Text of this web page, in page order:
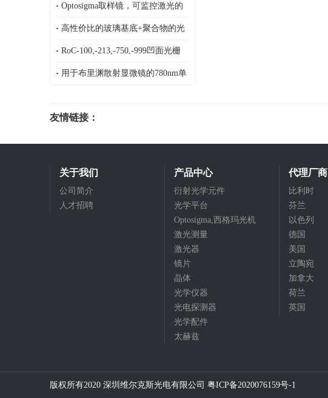
支持模4π/6π调制，HOLOEYE高相
位延迟SLM
Optosigma取样镜，可监控激光的
强度的BS4系列光束取样板，激光
采样器，光束取样器，5%比例
高性价比的玻璃基底+聚合物的光
束整形解决方案，另外可根据客户
要求进行定制和大批量生产
RoC-100,-213,-750,-999凹面光栅
（罗兰圆型）_Spectrogon
用于布里渊散射显微镜的780nm单
780NX,-80dB低噪声，±0.2pm稳定
友情链接：
关于我们
公司简介
人才招聘
产品中心
衍射光学元件
光学平台
Optosigma,西格玛光机
激光测量
激光器
镜片
晶体
光学仪器
光电探测器
光学配件
太赫兹
代理厂商
比利时
芬兰
以色列
德国
美国
立陶宛
加拿大
荷兰
英国
版权所有2020 深圳维尔克斯光电有限公司 粤ICP备2020076159号-1